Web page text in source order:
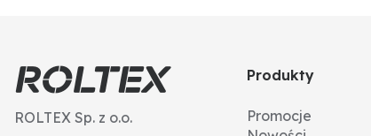
ROLTEX Sp. z o.o.
Produkty
Promocje